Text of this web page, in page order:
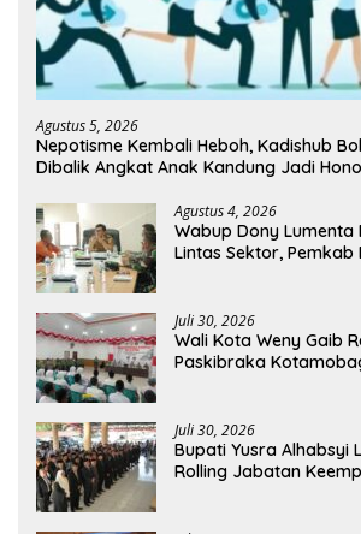
Agustus 5, 2026
Nepotisme Kembali Heboh, Kadishub
Dibalik Angkat Anak Kandung Jadi
Agustus 4, 2026
Wabup Dony Lumenta
Lintas Sektor, Pemkab
Juli 30, 2026
Wali Kota Weny Gaib
Paskibraka
Juli 30, 2026
Bupati Yusra Alhabsyi
Rolling Jabatan